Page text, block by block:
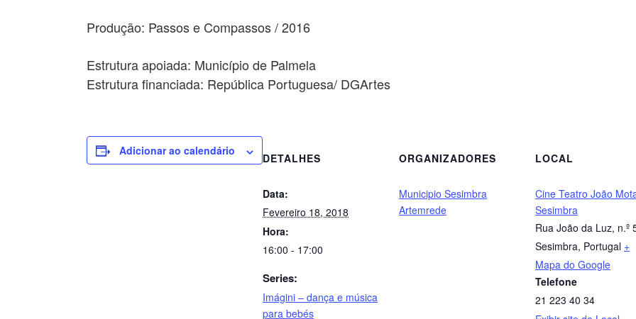
Produção: Passos e Compassos / 2016
Estrutura apoiada: Município de Palmela
Estrutura financiada: República Portuguesa/ DGArtes
Adicionar ao calendário
DETALHES
Data:
Fevereiro 18, 2018
Hora:
16:00 - 17:00
Series:
Imágini – dança e música
para bebés
ORGANIZADORES
Municipio Sesimbra
Artemrede
LOCAL
Cine Teatro João
Sesimbra
Rua João da Luz, n.º
Sesimbra, Portugal +
Mapa do Google
Telefone
21 223 40 34